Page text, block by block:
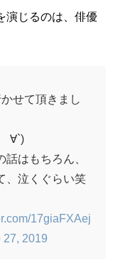
演じるのは、俳優
せて頂きまし
´∀`)
話はもちろん、
、泣くぐらい笑
17giaFXAej
27, 2019